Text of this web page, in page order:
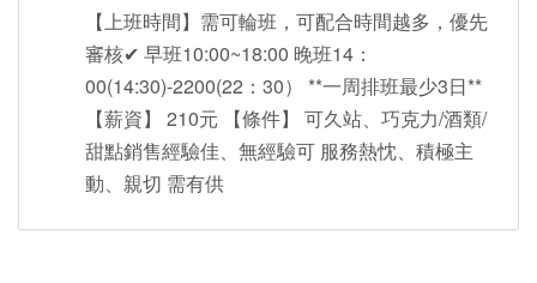
【上班時間】需可輪班，可配合時間越多，優先
審核✔︎ 早班10:00~18:00 晚班14：
00(14:30)-2200(22：30） **一周排班最少3日**
【薪資】 210元 【條件】 可久站、巧克力/酒類/
甜點銷售經驗佳、無經驗可 服務熱忱、積極主
動、親切 需有供